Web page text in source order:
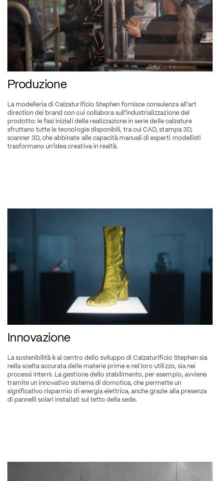
Produzione
La modelleria di Calzaturificio Stephen fornisce consulenza all'art
direction dei brand con cui collabora sull’industrializzazione del
prodotto: le fasi iniziali della realizzazione in serie delle calzature
sfruttano tutte le tecnologie disponibili, tra cui CAD, stampa 3D,
scanner 3D, che abbinate alle capacità manuali di esperti modellisti
trasformano un’idea creativa in realtà.
Innovazione
La sostenibilità è al centro dello sviluppo di Calzaturificio Stephen sia
nella scelta accurata delle materie prime e nel loro utilizzo, sia nei
processi interni. La gestione dello stabilimento, per esempio, avviene
tramite un innovativo sistema di domotica, che permette un
significativo risparmio di energia elettrica, anche grazie alla presenza
di pannelli solari installati sul tetto della sede.